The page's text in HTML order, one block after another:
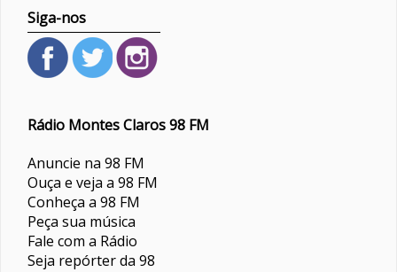
Siga-nos
Rádio Montes Claros 98 FM
Anuncie na 98 FM
Ouça e veja a 98 FM
Conheça a 98 FM
Peça sua música
Fale com a Rádio
Seja repórter da 98